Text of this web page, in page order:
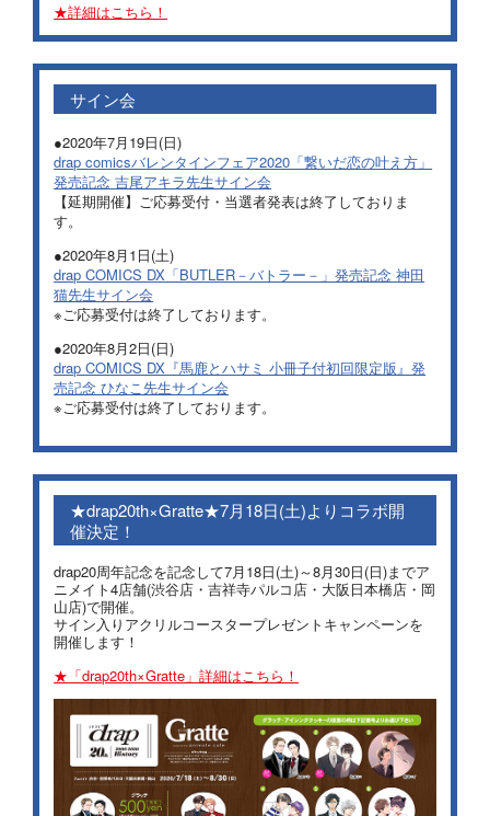
詳細はこちら！
サイン会
2020年7月19日(日)
drap comicsバレンタインフェア2020「繋いだ恋の叶え方」
発売記念 吉尾アキラ先生サイン会
【延期開催】ご応募受付・当選者発表は終了しておりま
す。
2020年8月1日(土)
drap COMICS DX「BUTLER－バトラー－」発売記念 神田
猫先生サイン会
※ご応募受付は終了しております。
2020年8月2日(日)
drap COMICS DX『馬鹿とハサミ 小冊子付初回限定版』発
売記念 ひなこ先生サイン会
※ご応募受付は終了しております。
★drap20th×Gratte★7月18日(土)よりコラボ開
催決定！
drap20周年記念を記念して7月18日(土)～8月30日(日)までア
ニメイト4店舗(渋谷店・吉祥寺パルコ店・大阪日本橋店・岡
山店)で開催。
サイン入りアクリルコースタープレゼントキャンペーンを
開催します！
「drap20th×Gratte」詳細はこちら！